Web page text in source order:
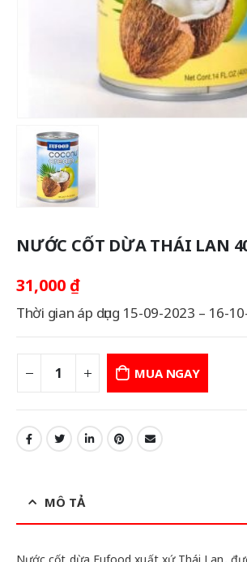
NƯỚC CỐT DỪA THÁI LAN
31,000 ₫
Thời gian áp dụng 15-09-2023 – 16-
MUA NGAY
MÔ TẢ